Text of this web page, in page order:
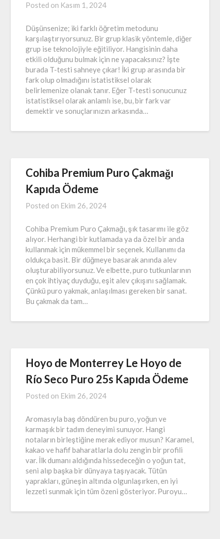
Posted on Kasım 1, 2024
Düşünsenize; iki farklı öğretim metodunu
karşılaştırıyorsunuz. Bir grup klasik yöntemle, diğer
grup ise teknolojiyle eğitiliyor. Hangisinin daha
etkili olduğunu bulmak için ne yapacaksınız? İşte
burada T-testi sahneye çıkar! İki grup arasında bir
fark olup olmadığını istatistiksel olarak
belirlemenize olanak tanır. Eğer T-testi sonucunuz
istatistiksel olarak anlamlı ise, bu, bir fark var
demektir ve sonuçlarınızın arkasında…
Cohiba Premium Puro Çakmağı
Kapıda Ödeme
Posted on Ekim 26, 2024
Cohiba Premium Puro Çakmağı, şık tasarımı ile göz
alıyor. Herhangi bir kutlamada ya da özel bir anda
kullanmak için mükemmel bir seçenek. Kullanımı da
oldukça basit. Bir düğmeye basarak anında alev
oluşturabiliyorsunuz. Ve elbette, puro tutkunlarının
en çok ihtiyaç duyduğu, eşit alev çıkışını sağlamak.
Çünkü puro yakmak, anlaşılması gereken bir sanat.
Bu çakmak da tam…
Hoyo de Monterrey Le Hoyo de
Río Seco Puro 25s Kapıda Ödeme
Posted on Ekim 26, 2024
Aromasıyla baş döndüren bu puro, yoğun ve
karmaşık bir tadım deneyimi sunuyor. Hangi
notaların birleştiğine merak ediyor musun? Karamel,
kakao ve hafif baharatlarla dolu zengin bir profili
var. İlk dumanı aldığında hissedeceğin o yoğun tat,
seni alıp başka bir dünyaya taşıyacak. Tütün
yaprakları, güneşin altında olgunlaşırken, en iyi
lezzeti sunmak için tüm özeni gösteriyor. Puroyu…